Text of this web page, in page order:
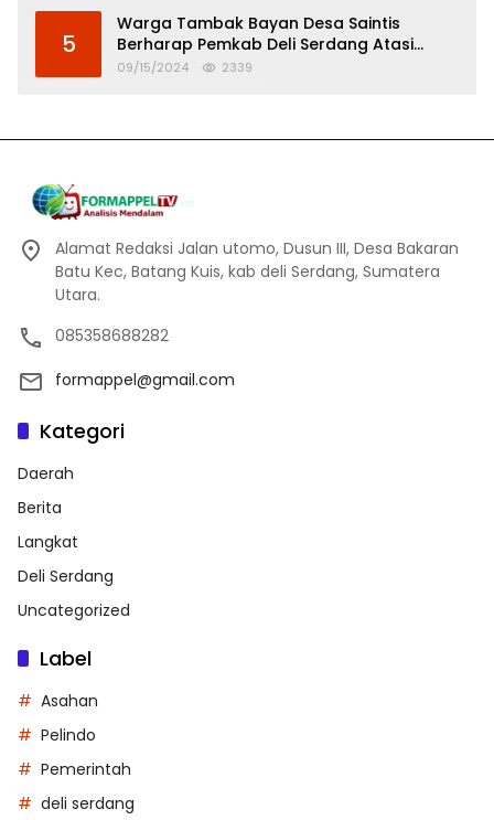
5
Warga Tambak Bayan Desa Saintis
Berharap Pemkab Deli Serdang Atasi
Banjir
09/15/2024 2339
Alamat Redaksi Jalan utomo, Dusun III, Desa Bakaran
Batu Kec, Batang Kuis, kab deli Serdang, Sumatera
Utara.
085358688282
formappel@gmail.com
Kategori
Daerah
Berita
Langkat
Deli Serdang
Uncategorized
Label
Asahan
Pelindo
Pemerintah
deli serdang